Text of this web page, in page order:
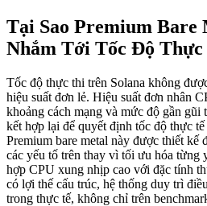
Tại Sao Premium Bare
Nhắm Tới Tốc Độ
Tốc độ thực thi trên Solana không
hiệu suất đơn lẻ. Hiệu suất đơn nhân
khoảng cách mạng và mức độ gần
kết hợp lại để quyết định tốc độ thực
Premium bare metal này được thiết kế
các yếu tố trên thay vì tối ưu hóa từng
hợp CPU xung nhịp cao với đặc tính
có lợi thế cấu trúc, hệ thống duy trì
trong thực tế, không chỉ trên